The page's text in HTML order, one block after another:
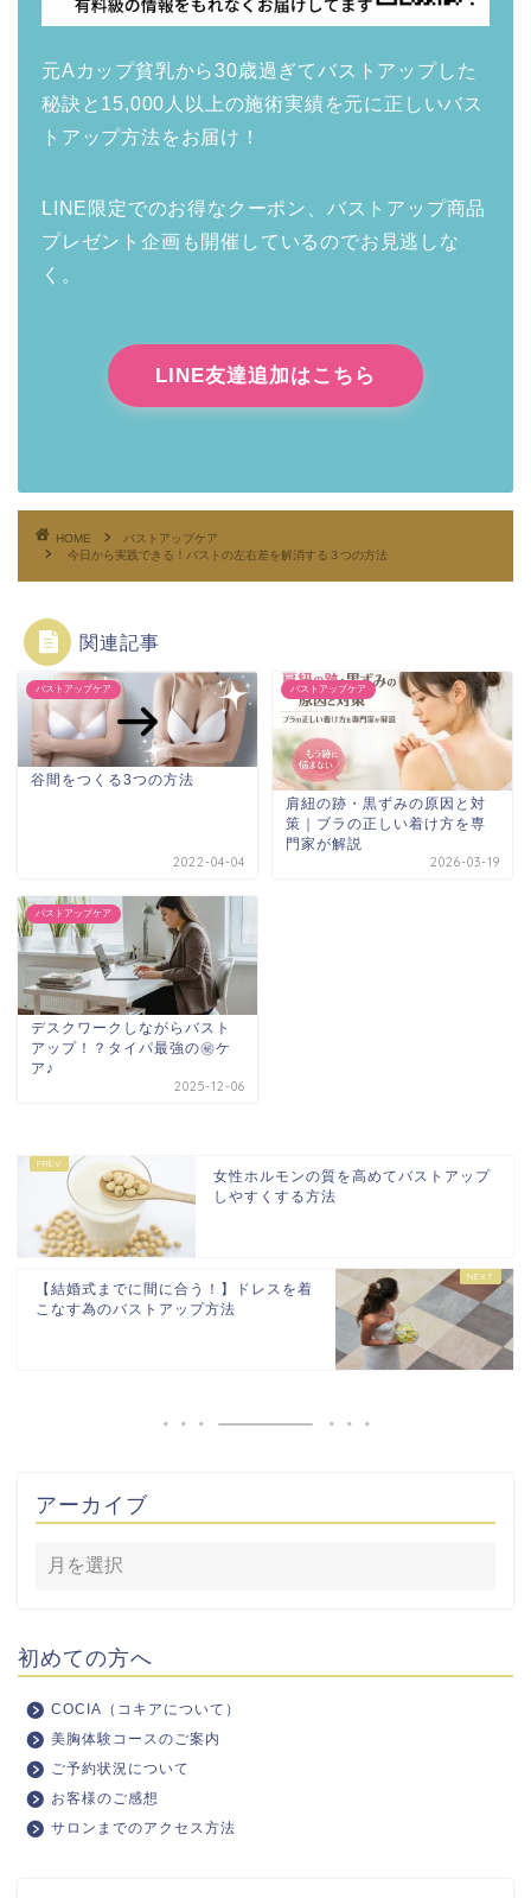
元Aカップ貧乳から30歳過ぎてバストアップした
秘訣と15,000人以上の施術実績を元に正しいバス
トアップ方法をお届け！
LINE限定でのお得なクーポン、バストアップ商品
プレゼント企画も開催しているのでお見逃しな
く。
LINE友達追加はこちら
HOME
バストアップケア
今日から実践できる！バストの左右差を解消する３つの方法
関連記事
バストアップケア
谷間をつくる3つの方法
2022-04-04
バストアップケア
肩紐の跡・黒ずみの原因と対
策｜ブラの正しい着け方を専
門家が解説
2026-03-19
バストアップケア
デスクワークしながらバスト
アップ！？タイパ最強の㊙ケ
ア♪
2025-12-06
女性ホルモンの質を高めてバストアップ
しやすくする方法
【結婚式までに間に合う！】ドレスを着
こなす為のバストアップ方法
アーカイブ
初めての方へ
COCIA（コキアについて）
美胸体験コースのご案内
ご予約状況について
お客様のご感想
サロンまでのアクセス方法